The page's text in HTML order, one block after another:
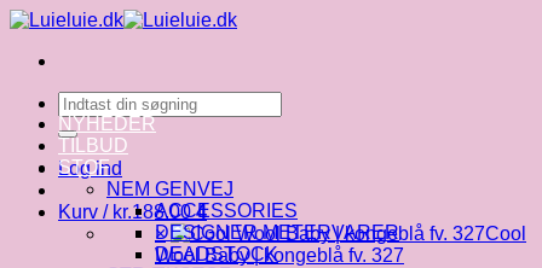
Fortsæt
indhold
Søg
efter:
Log ind
Kurv / kr.188.00 4
×
Cool
Wool Baby | kongeblå fv. 327
NYHEDER
TILBUD
STOF
NEM GENVEJ
ACCESSORIES
DESIGNER METERVARER
DEADSTOCK